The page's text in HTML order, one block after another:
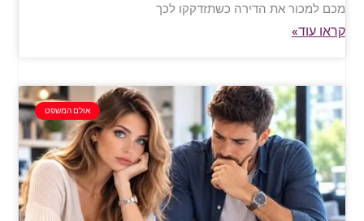
מכם למכור את הדירה כשתזדקקו לכך
קראו עוד»
אולם המשפט